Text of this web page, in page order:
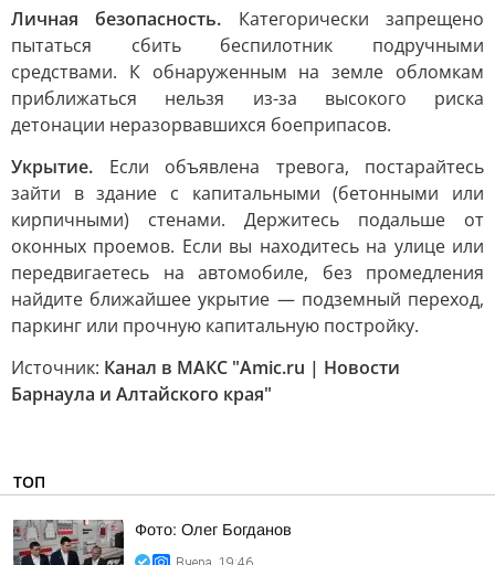
Личная безопасность. Категорически запрещено
пытаться сбить беспилотник подручными
средствами. К обнаруженным на земле обломкам
приближаться нельзя из-за высокого риска
детонации неразорвавшихся боеприпасов.
Укрытие. Если объявлена тревога, постарайтесь
зайти в здание с капитальными (бетонными или
кирпичными) стенами. Держитесь подальше от
оконных проемов. Если вы находитесь на улице или
передвигаетесь на автомобиле, без промедления
найдите ближайшее укрытие — подземный переход,
паркинг или прочную капитальную постройку.
Источник: Канал в МАКС "Amic.ru | Новости
Барнаула и Алтайского края"
ТОП
Фото: Олег Богданов